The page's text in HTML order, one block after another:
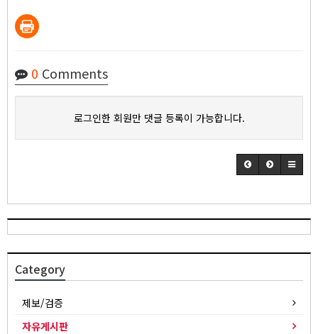
0 Comments
로그인한 회원만 댓글 등록이 가능합니다.
Category
제보/검증
자유게시판